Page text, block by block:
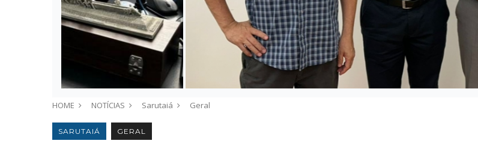
HOME NOTÍCIAS Sarutaiá Geral
SARUTAIÁ GERAL